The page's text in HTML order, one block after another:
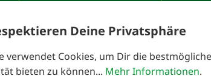
0
Werktage)
0
lagernd
Werktage)
Deine Privatsphäre
verwendet Cookies, um Dir die bestmögliche
bieten zu können... Mehr Informationen.